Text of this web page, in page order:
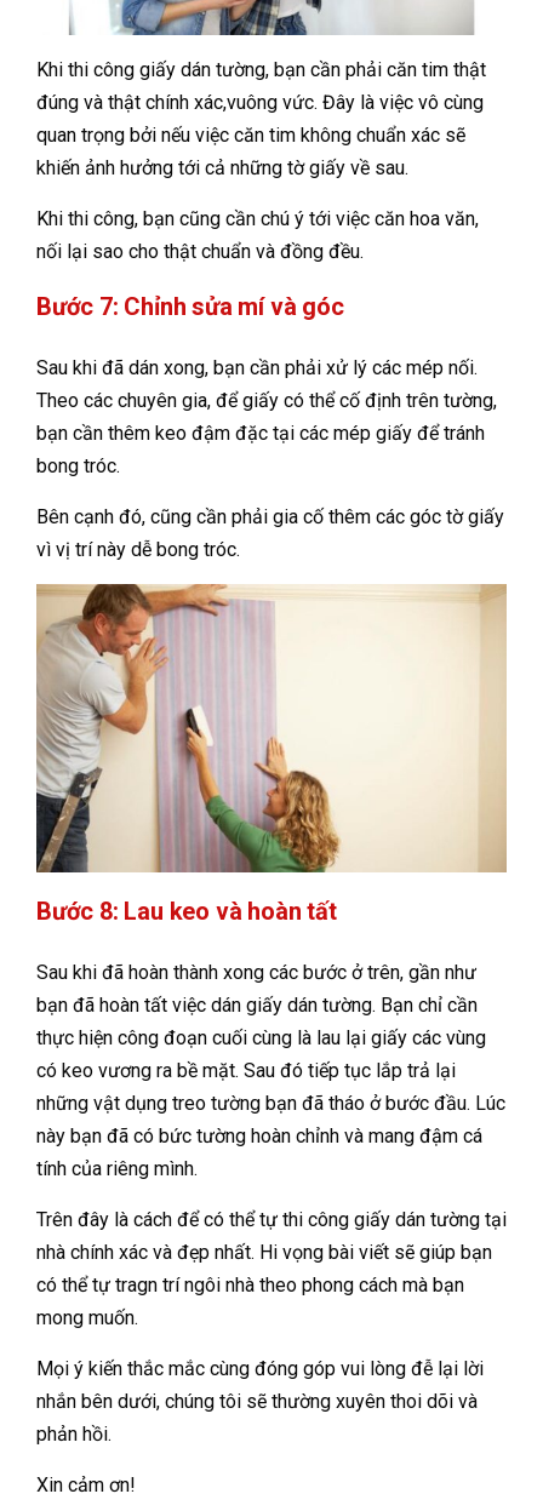
Khi thi công giấy dán tường, bạn cần phải căn tim thật
đúng và thật chính xác,vuông vức. Đây là việc vô cùng
quan trọng bởi nếu việc căn tim không chuẩn xác sẽ
khiến ảnh hưởng tới cả những tờ giấy về sau.
Khi thi công, bạn cũng cần chú ý tới việc căn hoa văn,
nối lại sao cho thật chuẩn và đồng đều.
Bước 7: Chỉnh sửa mí và góc
Sau khi đã dán xong, bạn cần phải xử lý các mép nối.
Theo các chuyên gia, để giấy có thể cố định trên tường,
bạn cần thêm keo đậm đặc tại các mép giấy để tránh
bong tróc.
Bên cạnh đó, cũng cần phải gia cố thêm các góc tờ giấy
vì vị trí này dễ bong tróc.
Bước 8: Lau keo và hoàn tất
Sau khi đã hoàn thành xong các bước ở trên, gần như
bạn đã hoàn tất việc dán giấy dán tường. Bạn chỉ cần
thực hiện công đoạn cuối cùng là lau lại giấy các vùng
có keo vương ra bề mặt. Sau đó tiếp tục lắp trả lại
những vật dụng treo tường bạn đã tháo ở bước đầu. Lúc
này bạn đã có bức tường hoàn chỉnh và mang đậm cá
tính của riêng mình.
Trên đây là cách để có thể tự thi công giấy dán tường tại
nhà chính xác và đẹp nhất. Hi vọng bài viết sẽ giúp bạn
có thể tự tragn trí ngôi nhà theo phong cách mà bạn
mong muốn.
Mọi ý kiến thắc mắc cùng đóng góp vui lòng đễ lại lời
nhắn bên dưới, chúng tôi sẽ thường xuyên thoi dõi và
phản hồi.
Xin cảm ơn!